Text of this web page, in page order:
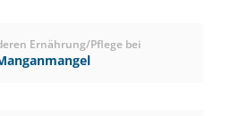
Ernährung/Pflege bei